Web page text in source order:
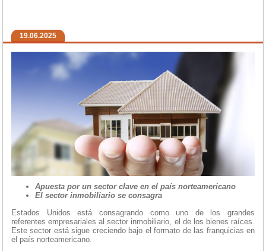
19.06.2025
Apuesta por un sector clave en el país norteamericano
El sector inmobiliario se consagra
Estados Unidos está consagrando como uno de los grandes
referentes empresariales al sector inmobiliario, el de los bienes raíces.
Este sector está sigue creciendo bajo el formato de las franquicias en
el país norteamericano.